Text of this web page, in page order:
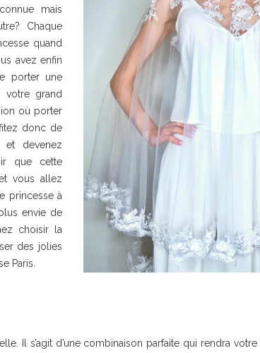
mais
Chaque
quand
avez enfin
porter une
votre grand
où porter
donc de
et devenez
que cette
vous allez
princesse à
envie de
choisir la
des jolies
Paris.
Il s’agit d’une combinaison parfaite qui rendra votre